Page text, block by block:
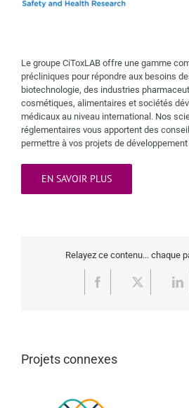
Le groupe CiToxLAB offre une gamme
précliniques pour répondre aux besoins
biotechnologie, des industries
cosmétiques, alimentaires et sociétés
médicaux au niveau international. Nos
réglementaires vous apportent des
permettre à vos projets de
EN SAVOIR PLUS
Relayez ce contenu... chaque
Facebook
Projets connexes